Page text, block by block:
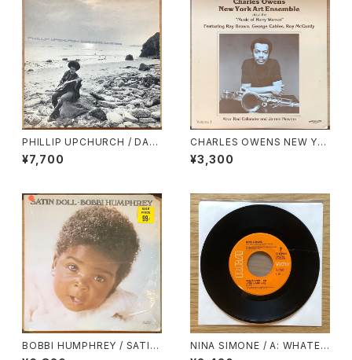
PHILLIP UPCHURCH / DAR
KNESS, DARKNESS
¥7,700
CHARLES OWENS NEW YO
RK ART ENSEMBLE / PLAYS
THE MUSIC OF HARRY WA
¥3,300
BOBBI HUMPHREY / SATIN
DOLL
NINA SIMONE / A: WHATEV
ER I AM (YOU MADE ME) /